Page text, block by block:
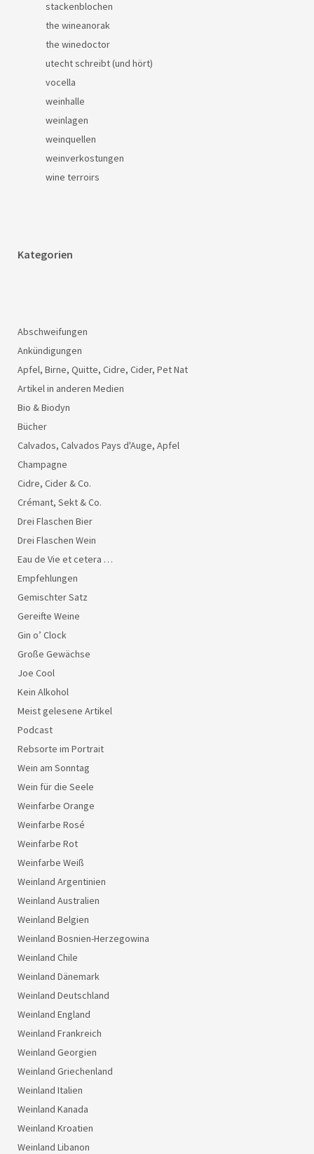
stackenblochen
the wineanorak
the winedoctor
utecht schreibt (und hört)
vocella
weinhalle
weinlagen
weinquellen
weinverkostungen
wine terroirs
Kategorien
Abschweifungen
Ankündigungen
Apfel, Birne, Quitte, Cidre, Cider, Pet Nat
Artikel in anderen Medien
Bio & Biodyn
Bücher
Calvados, Calvados Pays d'Auge, Apfel
Champagne
Cidre, Cider & Co.
Crémant, Sekt & Co.
Drei Flaschen Bier
Drei Flaschen Wein
Eau de Vie et cetera …
Empfehlungen
Gemischter Satz
Gereifte Weine
Gin o’ Clock
Große Gewächse
Joe Cool
Kein Alkohol
Meist gelesene Artikel
Podcast
Rebsorte im Portrait
Wein am Sonntag
Wein für die Seele
Weinfarbe Orange
Weinfarbe Rosé
Weinfarbe Rot
Weinfarbe Weiß
Weinland Argentinien
Weinland Australien
Weinland Belgien
Weinland Bosnien-Herzegowina
Weinland Chile
Weinland Dänemark
Weinland Deutschland
Weinland England
Weinland Frankreich
Weinland Georgien
Weinland Griechenland
Weinland Italien
Weinland Kanada
Weinland Kroatien
Weinland Libanon